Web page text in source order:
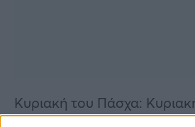
Κυριακή του Πάσχα: